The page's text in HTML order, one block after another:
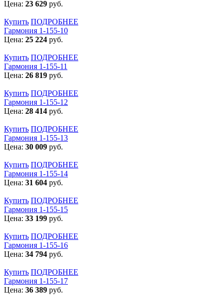
Цена: 23 629 руб.
Купить ПОДРОБНЕЕ
Гармония 1-155-10
Цена: 25 224 руб.
Купить ПОДРОБНЕЕ
Гармония 1-155-11
Цена: 26 819 руб.
Купить ПОДРОБНЕЕ
Гармония 1-155-12
Цена: 28 414 руб.
Купить ПОДРОБНЕЕ
Гармония 1-155-13
Цена: 30 009 руб.
Купить ПОДРОБНЕЕ
Гармония 1-155-14
Цена: 31 604 руб.
Купить ПОДРОБНЕЕ
Гармония 1-155-15
Цена: 33 199 руб.
Купить ПОДРОБНЕЕ
Гармония 1-155-16
Цена: 34 794 руб.
Купить ПОДРОБНЕЕ
Гармония 1-155-17
Цена: 36 389 руб.